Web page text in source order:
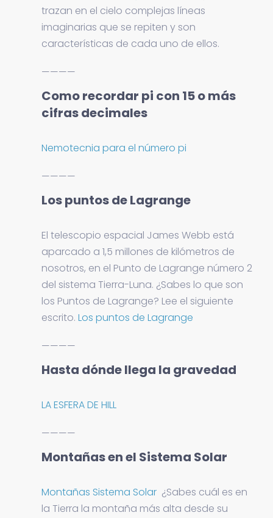
trazan en el cielo complejas líneas
imaginarias que se repiten y son
características de cada uno de ellos.
————
Como recordar pi con 15 o más
cifras decimales
Nemotecnia para el número pi
————
Los puntos de Lagrange
El telescopio espacial James Webb está
aparcado a 1,5 millones de kilómetros de
nosotros, en el Punto de Lagrange número 2
del sistema Tierra-Luna. ¿Sabes lo que son
los Puntos de Lagrange? Lee el siguiente
escrito.Los puntos de Lagrange
————
Hasta dónde llega la gravedad
LA ESFERA DE HILL
————
Montañas en el Sistema Solar
Montañas Sistema Solar ¿Sabes cuál es en
la Tierra la montaña más alta desde su